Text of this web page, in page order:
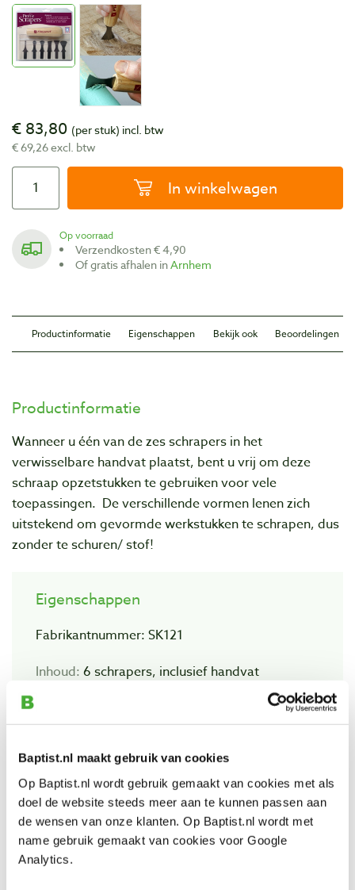
Baptist.nl maakt gebruik van cookies
Op Baptist.nl wordt gebruik gemaakt van cookies met als
doel de website steeds meer aan te kunnen passen aan
de wensen van onze klanten. Op Baptist.nl wordt met
name gebruik gemaakt van cookies voor Google
Analytics.
€ 83,80 (per stuk) incl. btw
€ 69,26 excl. btw
In winkelwagen
Op voorraad
Verzendkosten € 4,90
Of gratis afhalen inArnhem
Productinformatie Eigenschappen Bekijk ook Beoordelingen
Productinformatie
Wanneer u één van de zes schrapers in het
verwisselbare handvat plaatst, bent u vrij om deze
schraap opzetstukken te gebruiken voor vele
toepassingen. De verschillende vormen lenen zich
uitstekend om gevormde werkstukken te schrapen, dus
zonder te schuren/ stof!
Eigenschappen
Fabrikantnummer: SK121
Inhoud: 6 schrapers, inclusief handvat
Bekijk ook
Flexcut SK103 houten handvat voor
houtschraperset
Artikelnummer: 21724